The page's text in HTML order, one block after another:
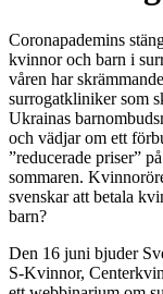
Coronapademins
kvinnor och barn i
våren har
surrogatkliniker som
Ukrainas
och vädjar om ett
”reducerade priser”
sommaren.
svenskar att betala
barn?
Den 16 juni bjuder
S-Kvinnor,